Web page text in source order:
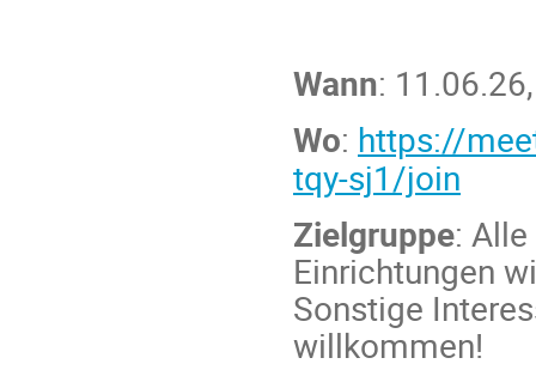
Wann:
Wo: https://
tqy-sj1/join
Zielgruppe:
Einrichtungen
Sonstige
willkommen!